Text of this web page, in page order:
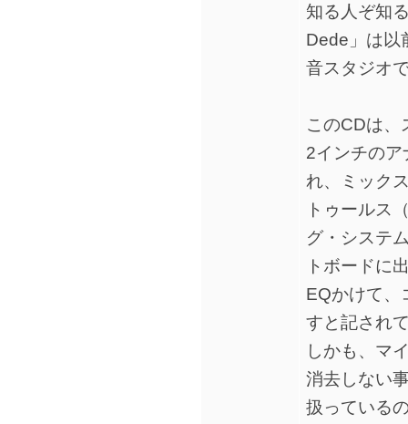
知る人ぞ知
Dede」は以
音スタジオ
このCDは、
2インチの
れ、ミック
トゥールス
グ・システ
トボードに
EQかけて、
すと記され
しかも、マ
消去しない
扱っている